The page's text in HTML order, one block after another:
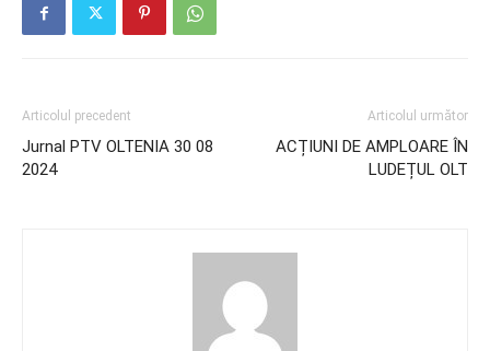
Articolul precedent
Jurnal PTV OLTENIA 30 08
2024
Articolul următor
ACȚIUNI DE AMPLOARE ÎN
LUDEȚUL OLT